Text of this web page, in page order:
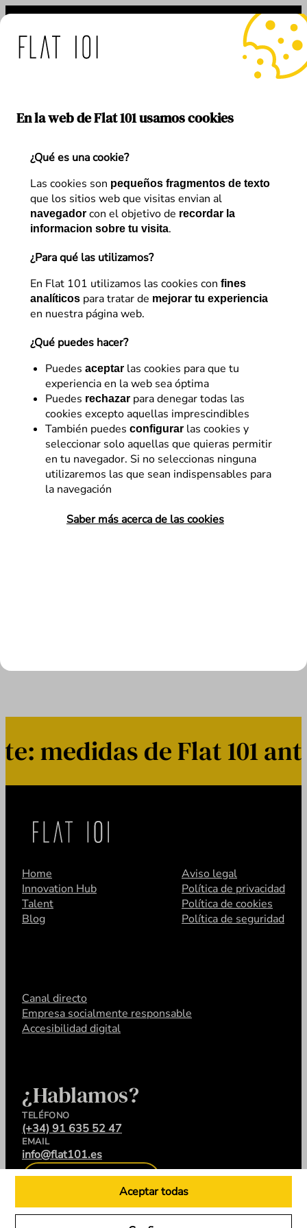
En la web de Flat 101 usamos cookies
¿Qué es una cookie?
Las cookies son pequeños fragmentos de texto
que los sitios web que visitas envian al
navegador con el objetivo de recordar la
informacion sobre tu visita.
¿Para qué las utilizamos?
En Flat 101 utilizamos las cookies con fines
analíticos para tratar de mejorar tu experiencia
en nuestra página web.
¿Qué puedes hacer?
Puedes aceptar las cookies para que tu
experiencia en la web sea óptima
Puedes rechazar para denegar todas las
cookies excepto aquellas imprescindibles
También puedes configurar las cookies y
seleccionar solo aquellas que quieras permitir
en tu navegador. Si no seleccionas ninguna
utilizaremos las que sean indispensables para
la navegación
Saber más acerca de las cookies
Aceptar todas
Saltar
contenido
Autor:Ana Santamarina
Artículos de Ana Santamarina
Diseño – UX
UX para mayores de 60
medidas de Flat 101
Home
Innovation Hub
Talent
Blog
Aviso legal
Política de privacidad
Política de cookies
Política de seguridad
Canal directo
Empresa socialmente responsable
Accesibilidad digital
¿Hablamos?
TELÉFONO
(+34) 91 635 52 47
EMAIL
info@flat101.es
CONTACTA